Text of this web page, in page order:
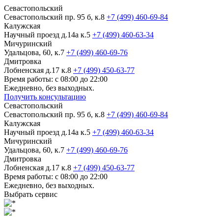
Севастопольский
Севастопольский пр. 95 б, к.8 +7 (499) 460-69-84
Калужская
Научный проезд д.14а к.5 +7 (499) 460-63-34
Мичуринский
Удальцова, 60, к.7 +7 (499) 460-69-76
Дмитровка
Лобненская д.17 к.8 +7 (499) 450-63-77
Время работы: с 08:00 до 22:00
Ежедневно, без выходных.
Получить консультацию
Севастопольский
Севастопольский пр. 95 б, к.8 +7 (499) 460-69-84
Калужская
Научный проезд д.14а к.5 +7 (499) 460-63-34
Мичуринский
Удальцова, 60, к.7 +7 (499) 460-69-76
Дмитровка
Лобненская д.17 к.8 +7 (499) 450-63-77
Время работы: с 08:00 до 22:00
Ежедневно, без выходных.
Выбрать сервис